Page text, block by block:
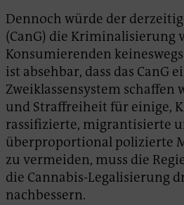
Dennoch würde der
(CanG) die Kriminalisierung
Konsumierenden
ist absehbar, dass das CanG
Zweiklassensystem schaffen
und Straffreiheit für einige,
rassifizierte, migrantisierte
überproportional polizierte
zu vermeiden, muss die
die Cannabis-Legalisierung
nachbessern.